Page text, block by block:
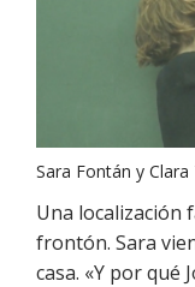
Sara Fontán y Clara
Una localización
frontón. Sara
casa. «Y por qué